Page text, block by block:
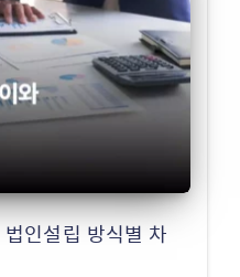
인설립 방식별 차